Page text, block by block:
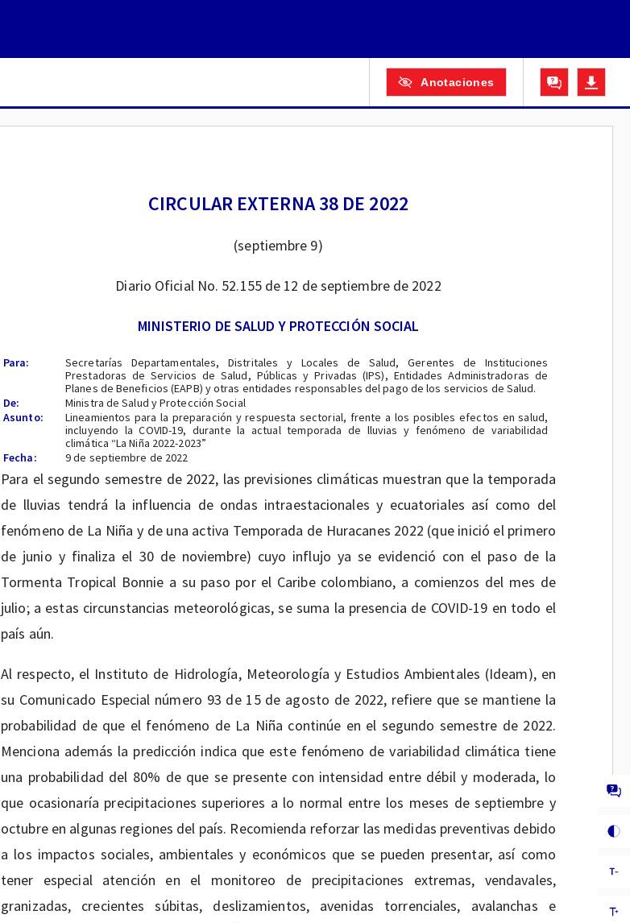
Anotaciones
CIRCULAR EXTERNA 38 DE 2022
(septiembre 9)
Diario Oficial No. 52.155 de 12 de septiembre de 2022
MINISTERIO DE SALUD Y PROTECCIÓN SOCIAL
Para:
Secretarías Departamentales, Distritales y Locales de Salud, Gerentes de Instituciones
Prestadoras de Servicios de Salud, Públicas y Privadas (IPS), Entidades Administradoras de
Planes de Beneficios (EAPB) y otras entidades responsables del pago de los servicios de Salud.
De:
Ministra de Salud y Protección Social
Asunto:
Lineamientos para la preparación y respuesta sectorial, frente a los posibles efectos en salud,
incluyendo la COVID-19, durante la actual temporada de lluvias y fenómeno de variabilidad
climática “La Niña 2022-2023”
Fecha:
9 de septiembre de 2022
Para el segundo semestre de 2022, las previsiones climáticas muestran que la temporada
de lluvias tendrá la influencia de ondas intraestacionales y ecuatoriales así como del
fenómeno de La Niña y de una activa Temporada de Huracanes 2022 (que inició el primero
de junio y finaliza el 30 de noviembre) cuyo influjo ya se evidenció con el paso de la
Tormenta Tropical Bonnie a su paso por el Caribe colombiano, a comienzos del mes de
julio; a estas circunstancias meteorológicas, se suma la presencia de COVID-19 en todo el
país aún.
Al respecto, el Instituto de Hidrología, Meteorología y Estudios Ambientales (Ideam), en
su Comunicado Especial número 93 de 15 de agosto de 2022, refiere que se mantiene la
probabilidad de que el fenómeno de La Niña continúe en el segundo semestre de 2022.
Menciona además la predicción indica que este fenómeno de variabilidad climática tiene
una probabilidad del 80% de que se presente con intensidad entre débil y moderada, lo
que ocasionaría precipitaciones superiores a lo normal entre los meses de septiembre y
octubre en algunas regiones del país. Recomienda reforzar las medidas preventivas debido
a los impactos sociales, ambientales y económicos que se pueden presentar, así como
tener especial atención en el monitoreo de precipitaciones extremas, vendavales,
granizadas, crecientes súbitas, deslizamientos, avenidas torrenciales, avalanchas e